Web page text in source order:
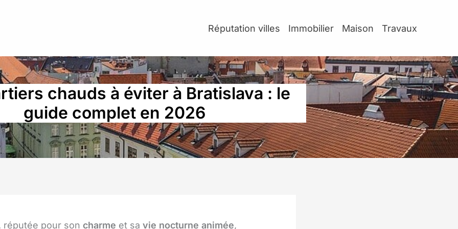
Réputation villes Immobilier Maison Travaux
chauds à éviter à Bratislava : le
guide complet en 2026
réputée pour son charme et sa vie nocturne animée,